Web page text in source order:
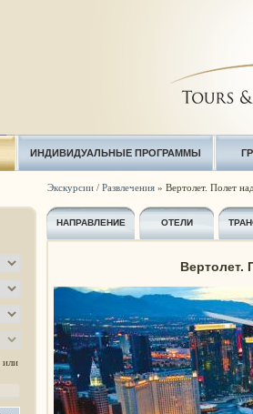
ИНДИВИДУАЛЬНЫЕ ПРОГРАММЫ
или
Экскурсии / Развлечения» Вертолет. Полет
НАПРАВЛЕНИЕ ОТЕЛИ
Вертолет.